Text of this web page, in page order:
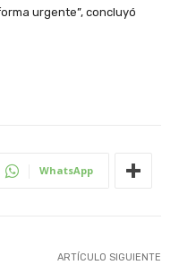
urgente”, concluyó
WhatsApp
ARTÍCULO SIGUIENTE